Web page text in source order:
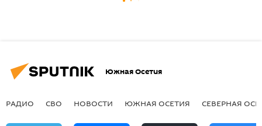
Южная Осетия
РАДИО СВО НОВОСТИ ЮЖНАЯ ОСЕТИЯ СЕВЕРНАЯ